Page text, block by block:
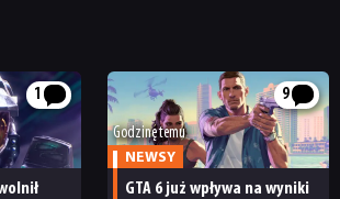
1 9
Godzinę temu
NEWSY
GTA 6 już wpływa na wyniki